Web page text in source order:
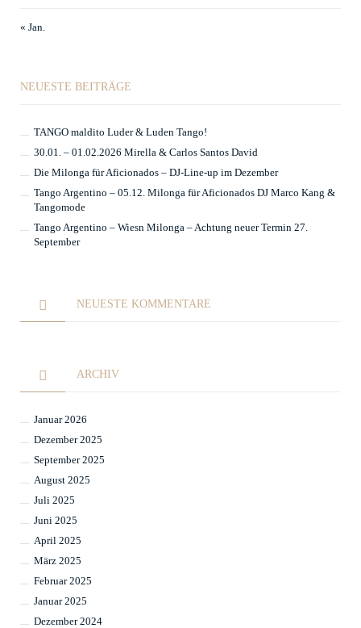
« Jan.
NEUESTE BEITRÄGE
TANGO maldito Luder & Luden Tango!
30.01. – 01.02.2026 Mirella & Carlos Santos David
Die Milonga für Aficionados – DJ-Line-up im Dezember
Tango Argentino – 05.12. Milonga für Aficionados DJ Marco Kang &
Tangomode
Tango Argentino – Wiesn Milonga – Achtung neuer Termin 27.
September
NEUESTE KOMMENTARE
ARCHIV
Januar 2026
Dezember 2025
September 2025
August 2025
Juli 2025
Juni 2025
April 2025
März 2025
Februar 2025
Januar 2025
Dezember 2024